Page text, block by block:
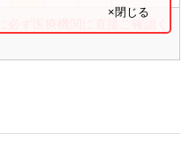
ず医療機関に直接ご確認く
×閉じる